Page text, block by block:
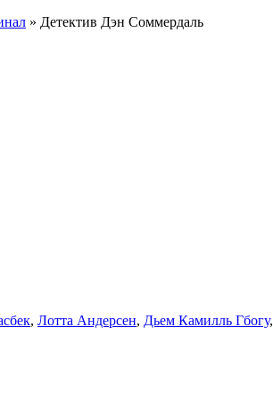
» Детектив Дэн Соммердаль
, Лотта Андерсен, Дьем Камилль Гбогу,